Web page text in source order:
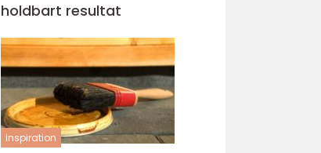
holdbart resultat
inspiration